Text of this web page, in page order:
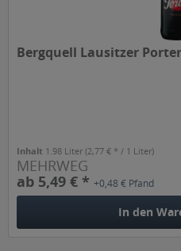
Bergquell Lausitzer
Inhalt 1.98 Liter(2,77 € * / 1 Liter)
MEHRWEG
ab 5,49 € *+0,48 € Pfand
In den